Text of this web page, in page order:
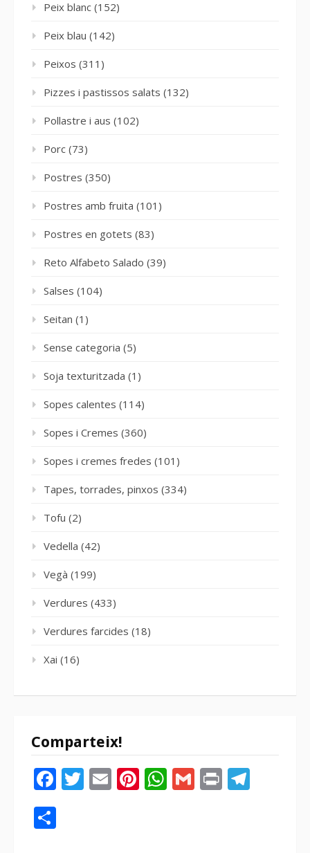
Peix blanc (152)
Peix blau (142)
Peixos (311)
Pizzes i pastissos salats (132)
Pollastre i aus (102)
Porc (73)
Postres (350)
Postres amb fruita (101)
Postres en gotets (83)
Reto Alfabeto Salado (39)
Salses (104)
Seitan (1)
Sense categoria (5)
Soja texturitzada (1)
Sopes calentes (114)
Sopes i Cremes (360)
Sopes i cremes fredes (101)
Tapes, torrades, pinxos (334)
Tofu (2)
Vedella (42)
Vegà (199)
Verdures (433)
Verdures farcides (18)
Xai (16)
Comparteix!
Facebook
Twitter
EmailPinterest
WhatsApp
Gmail
Print